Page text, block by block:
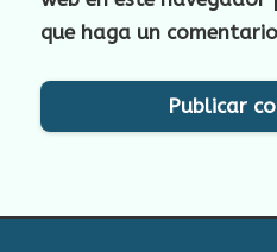
que haga un